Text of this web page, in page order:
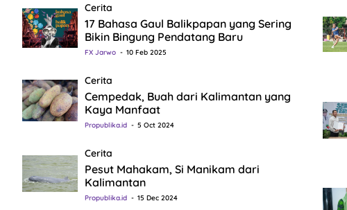
Cerita
17 Bahasa Gaul Balikpapan yang Sering
Bikin Bingung Pendatang Baru
FX Jarwo 10 Feb 2025
Cerita
Cempedak, Buah dari Kalimantan yang
Kaya Manfaat
Propublika.id 5 Oct 2024
Cerita
Pesut Mahakam, Si Manikam dari
Kalimantan
Propublika.id 15 Dec 2024